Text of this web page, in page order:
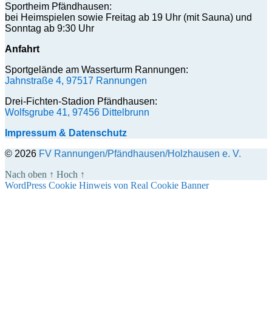
Sportheim Pfändhausen:
bei Heimspielen sowie Freitag ab 19 Uhr (mit Sauna) und
Sonntag ab 9:30 Uhr
Anfahrt
Sportgelände am Wasserturm Rannungen:
Jahnstraße 4, 97517 Rannungen
Drei-Fichten-Stadion Pfändhausen:
Wolfsgrube 41, 97456 Dittelbrunn
Impressum & Datenschutz
© 2026 FV Rannungen/Pfändhausen/Holzhausen e. V.
Nach oben ↑ Hoch ↑
WordPress Cookie Hinweis von Real Cookie Banner